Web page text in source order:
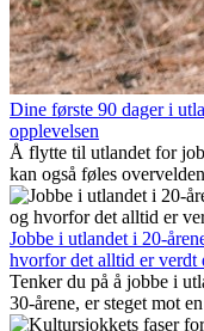
Dine første 90 dager i
opplevelsen
Å flytte til utlandet for
kan også føles
bygge et sosialt liv,
alle deler av prosessen.
du kan få mest mulig ut
både profesjonell suksess
Jobbe i utlandet i 20-
hvorfor det alltid er verdt
Tenker du på å jobbe i
30-årene, er steget mot
ganger utfordrende.